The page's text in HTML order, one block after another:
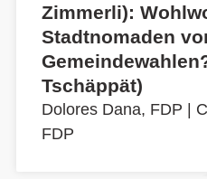
Zimmerli):
Stadtnomaden
Tschäppät)
Dolores Dana, FDP
FDP